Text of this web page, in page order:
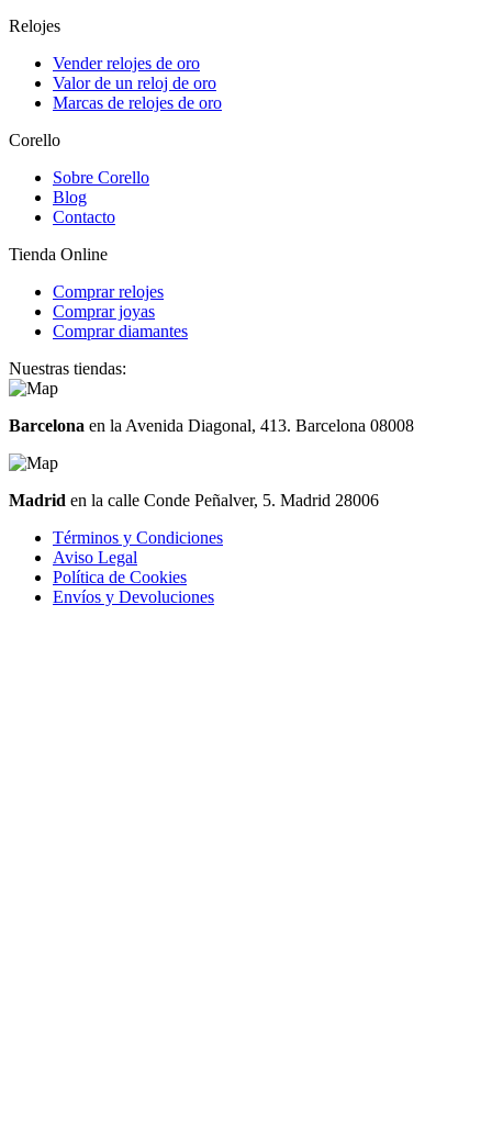
Relojes
Vender relojes de oro
Valor de un reloj de oro
Marcas de relojes de oro
Corello
Sobre Corello
Blog
Contacto
Tienda Online
Comprar relojes
Comprar joyas
Comprar diamantes
Nuestras tiendas:
Barcelona en la Avenida Diagonal, 413. Barcelona 08008
Madrid en la calle Conde Peñalver, 5. Madrid 28006
Términos y Condiciones
Aviso Legal
Política de Cookies
Envíos y Devoluciones